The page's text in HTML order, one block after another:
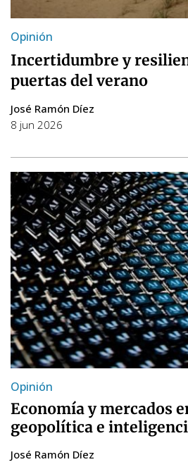
Opinión
Incertidumbre y
puertas del verano
José Ramón Díez
8 jun 2026
Opinión
Economía y mercados
geopolítica e
José Ramón Díez